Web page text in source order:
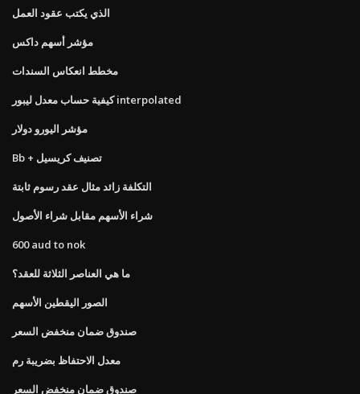
الذي يكتب عقود العمل
مؤشر أسهم داكس
مخطط انعكاس السندات
كيفية حساب معدل ليبور interpolated
مؤشر اليورو دولار
Bb + تصنيف كريسيل
التكلفة زائد مثال عقد رسوم ثابتة
شراء الأسهم مقابل شراء الأصول
600 aud to nok
ما هي العناصر الثلاثة للعقد؟
الصور اليقطين الأسهم
صندوق ضمان منخفض السعر
معدل الاحتفاظ بضريبة رم
صندوق ضمان منخفض السعر